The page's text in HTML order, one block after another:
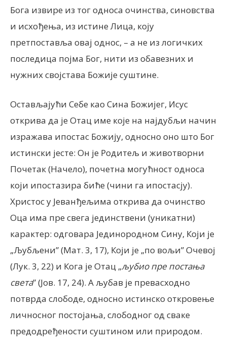
Бога извире из тог односа очинства, синовства
и исхођења, из истине Лица, коју
претпоставља овај однос, – а не из логичких
последица појма Бог, нити из обавезних и
нужних својстава Божије суштине.
Остављајући Себе као Сина Божијег, Исус
открива да је Отац име које на најдубљи начин
изражава ипостас Божију, односно оно што Бог
истински јесте: Он је Родитељ и животворни
Почетак (Начело), почетна могућност односа
који ипостазира биће (чини га ипостасју).
Христос у Јеванђељима открива да очинство
Оца има пре свега јединствени (уникатни)
карактер: одговара Јединородном Сину, Који је
„Љубљени” (Мат. 3, 17), Који је „по вољи” Очевој
(Лук. 3, 22) и Кога је Отац „љубио пре постања
света” (Јов. 17, 24). А љубав је превасходно
потврда слободе, односно истинско откровење
личносног постојања, слободног од сваке
предодређености суштином или природом.